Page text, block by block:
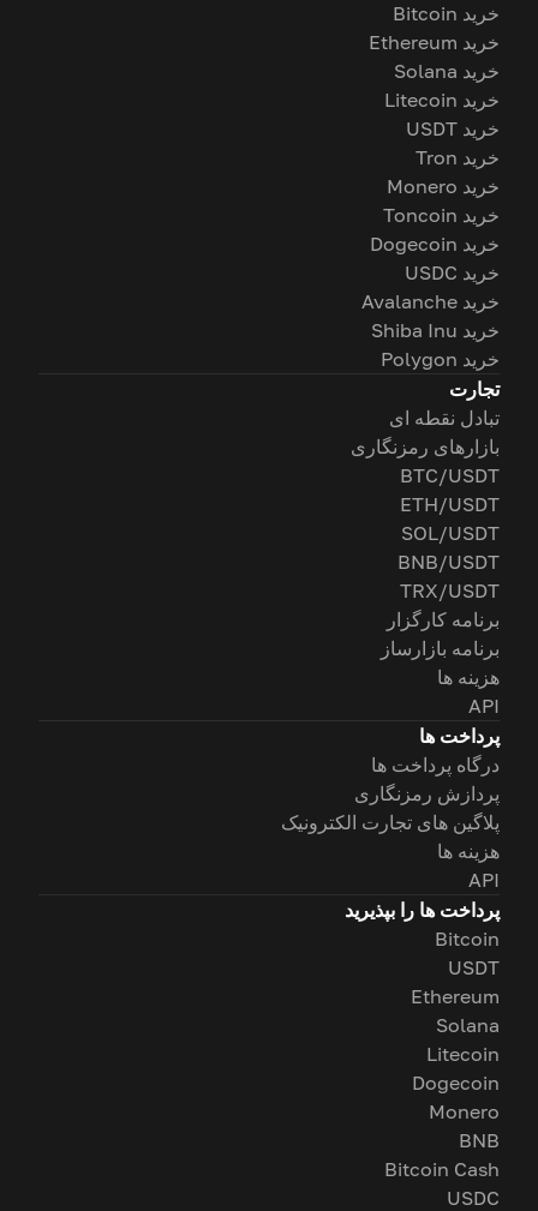
خرید Bitcoin
خرید Ethereum
خرید Solana
خرید Litecoin
خرید USDT
خرید Tron
خرید Monero
خرید Toncoin
خرید Dogecoin
خرید USDC
خرید Avalanche
خرید Shiba Inu
خرید Polygon
تجارت
تبادل نقطه ای
بازارهای رمزنگاری
BTC/USDT
ETH/USDT
SOL/USDT
BNB/USDT
TRX/USDT
برنامه کارگزار
برنامه بازارساز
هزینه ها
API
پرداخت ها
درگاه پرداخت ها
پردازش رمزنگاری
پلاگین های تجارت الکترونیک
هزینه ها
API
پرداخت ها را بپذیرید
Bitcoin
USDT
Ethereum
Solana
Litecoin
Dogecoin
Monero
BNB
Bitcoin Cash
USDC